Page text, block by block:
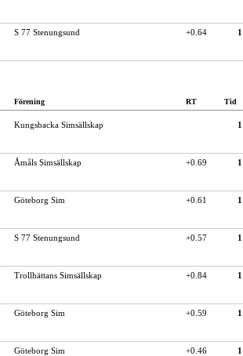
S 77 Stenungsund +0.64
Förening RT Tid
Kungsbacka Simsällskap
Åmåls Simsällskap +0.69
Göteborg Sim +0.61
S 77 Stenungsund +0.57
Trollhättans Simsällskap +0.84
Göteborg Sim +0.59
Göteborg Sim +0.46